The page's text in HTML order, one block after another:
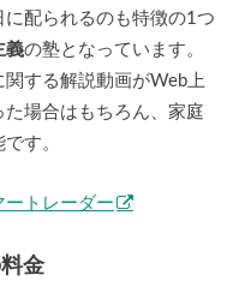
配られるのも特徴の1つ
義の塾となっています。
する解説動画がWeb上
場合はもちろん、家庭
す。
ートレーダー
金